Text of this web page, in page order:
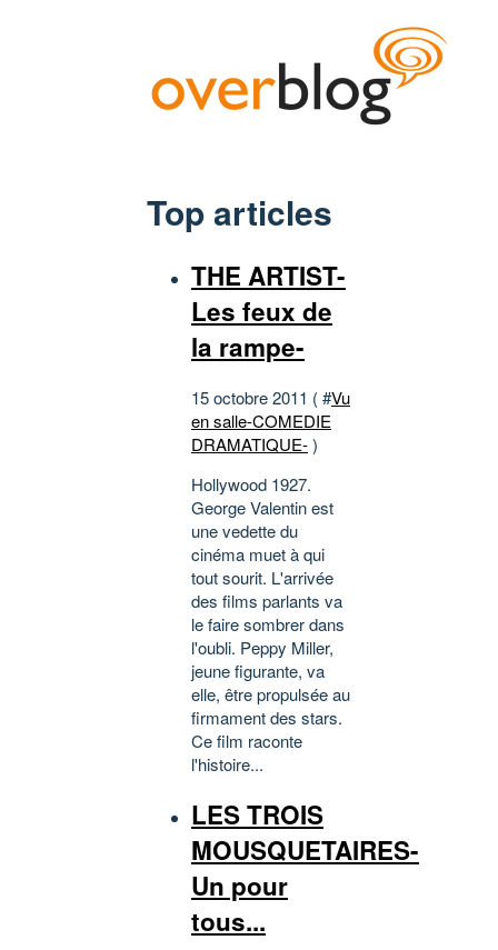
Top articles
THE ARTIST-
Les feux de
la rampe-
15 octobre 2011 ( #Vu
en salle-COMEDIE
DRAMATIQUE-)
Hollywood 1927.
George Valentin est
une vedette du
cinéma muet à qui
tout sourit. L'arrivée
des films parlants va
le faire sombrer dans
l'oubli. Peppy Miller,
jeune figurante, va
elle, être propulsée au
firmament des stars.
Ce film raconte
l'histoire...
LES TROIS
MOUSQUETAIRES-
Un pour
tous...